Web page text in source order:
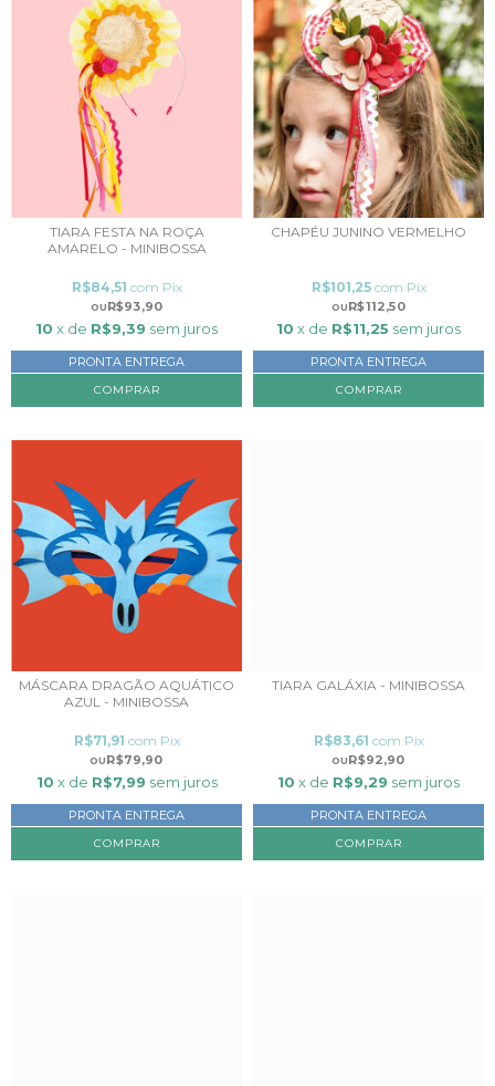
TIARA FESTA NA ROÇA
AMARELO - MINIBOSSA
R$93,90
R$84,51 com Pix
10 x de R$9,39 sem juros
PRONTA ENTREGA
CHAPÉU JUNINO VERMELHO
R$112,50
R$101,25 com Pix
10 x de R$11,25 sem juros
PRONTA ENTREGA
MÁSCARA DRAGÃO AQUÁTICO
AZUL - MINIBOSSA
R$79,90
R$71,91 com Pix
10 x de R$7,99 sem juros
PRONTA ENTREGA
TIARA GALÁXIA - MINIBOSSA
R$92,90
R$83,61 com Pix
10 x de R$9,29 sem juros
PRONTA ENTREGA